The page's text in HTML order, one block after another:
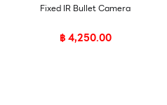
Fixed IR Bullet Camera
฿4,250.00